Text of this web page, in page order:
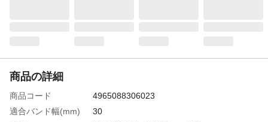
商品の詳細
商品コード
4965088306023
適合バンド幅(mm)
30